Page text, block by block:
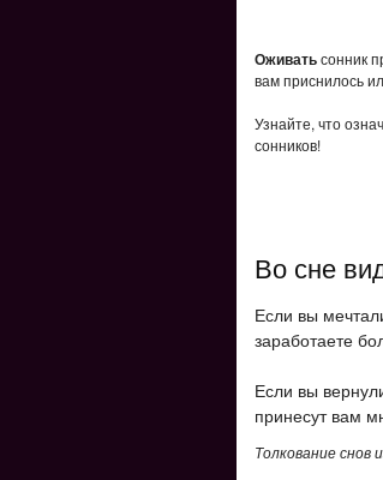
Оживатьсонник
вам приснилось
Узнайте, что
сонников!
Во сне
Если вы
заработаете
Если вы
принесут вам
Толкование снов